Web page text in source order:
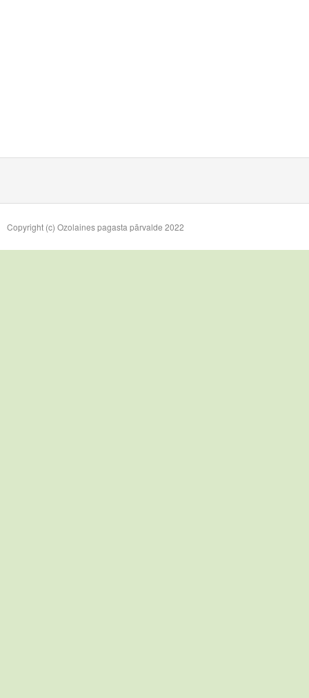
Copyright (c) Ozolaines pagasta pārvalde 2022